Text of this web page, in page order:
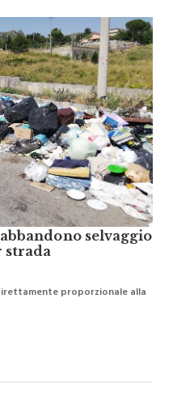
selvaggio
strada
proporzionale alla